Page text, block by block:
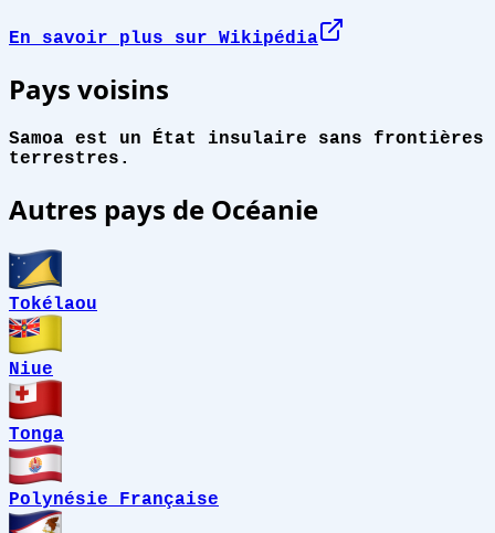
En savoir plus sur Wikipédia
Pays voisins
Samoa est un État insulaire sans frontières
terrestres.
Autres pays de Océanie
Tokélaou
Niue
Tonga
Polynésie Française